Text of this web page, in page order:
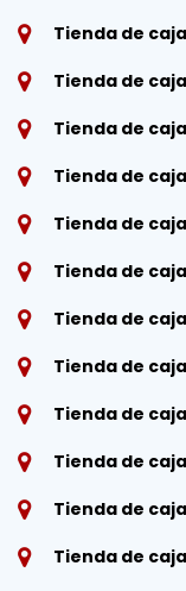
Tienda de
Tienda de
Tienda de
Tienda de
Tienda de
Tienda de
Tienda de
Tienda de
Tienda de
Tienda de
Tienda de
Tienda de